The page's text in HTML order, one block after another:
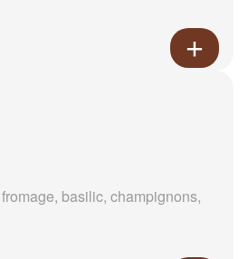
basilic, champignons,